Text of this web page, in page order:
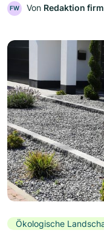
FW Von Redaktion
Ökologische